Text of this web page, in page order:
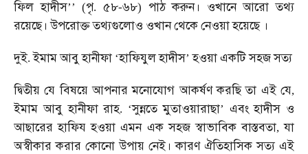
ফিল হাদীস’’ (পৃ. ৫৮-৬৮) পাঠ করুন। ওখানে আরো তথ্য
রয়েছে। উপরোক্ততথ্যগুলোও ওখানথেকেনেওয়াহয়েছে ।
দুই.ইমামআবু হানীফা ‘হাফিযুলহাদীস’হওয়াএকটিসহজসত্য
দ্বিতীয় যে বিষয়ে আপনার মনোযোগ আকর্ষণ করছি তা এই যে,
ইমাম আবু হানীফা রাহ. ‘সুন্নতে মুতাওয়ারাছা’ এবং হাদীস ও
আছারের হাফিয হওয়া এমন এক সহজ স্বাভাবিক বাস্তবতা,যা
অস্বীকার করার কোনো উপায় নেই। কারণ ঐতিহাসিক সত্য এই